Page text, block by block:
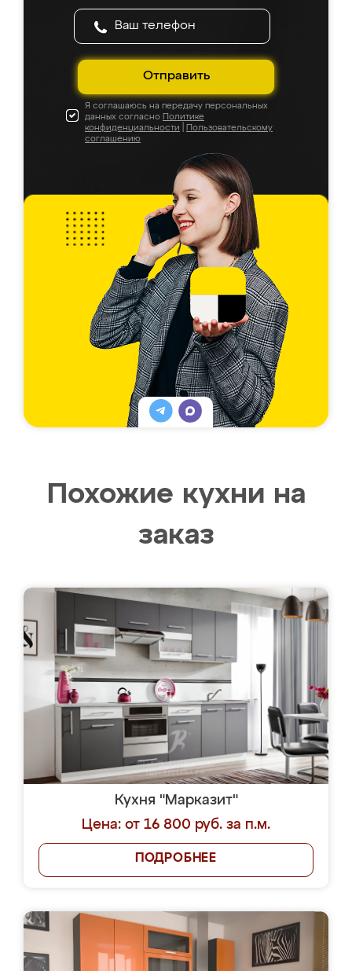
Отправить
Я соглашаюсь на передачу персональных
данных согласно Политике
конфиденциальности
Пользовательскому
соглашению
Похожие кухни на
заказ
Кухня "Марказит"
Цена: от 16 800 руб. за п.м.
ПОДРОБНЕЕ